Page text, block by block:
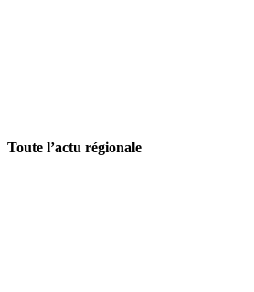
Toute l’actu régionale